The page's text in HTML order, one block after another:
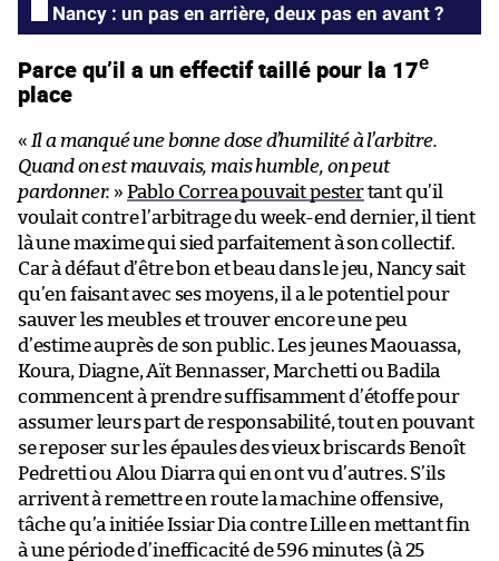
Nancy : un pas en arrière, deux pas en avant ?
Parce qu’il a un effectif taillé pour la 17e
place
« Il a manqué une bonne dose d’humilité à l’arbitre.
Quand on est mauvais, mais humble, on peut
pardonner. » Pablo Correa pouvait pestertant qu’il
voulait contre l’arbitrage du week-end dernier, il tient
là une maxime qui sied parfaitement à son collectif.
Car à défaut d’être bon et beau dans le jeu, Nancy sait
qu’en faisant avec ses moyens, il a le potentiel pour
sauver les meubles et trouver encore une peu
d’estime auprès de son public. Les jeunes Maouassa,
Koura, Diagne, Aït Bennasser, Marchetti ou Badila
commencent à prendre suffisamment d’étoffe pour
assumer leurs part de responsabilité, tout en pouvant
se reposer sur les épaules des vieux briscards Benoît
Pedretti ou Alou Diarra qui en ont vu d’autres. S’ils
arrivent à remettre en route la machine offensive,
tâche qu’a initiée Issiar Dia contre Lille en mettant fin
à une période d’inefficacité de 596 minutes (à 25